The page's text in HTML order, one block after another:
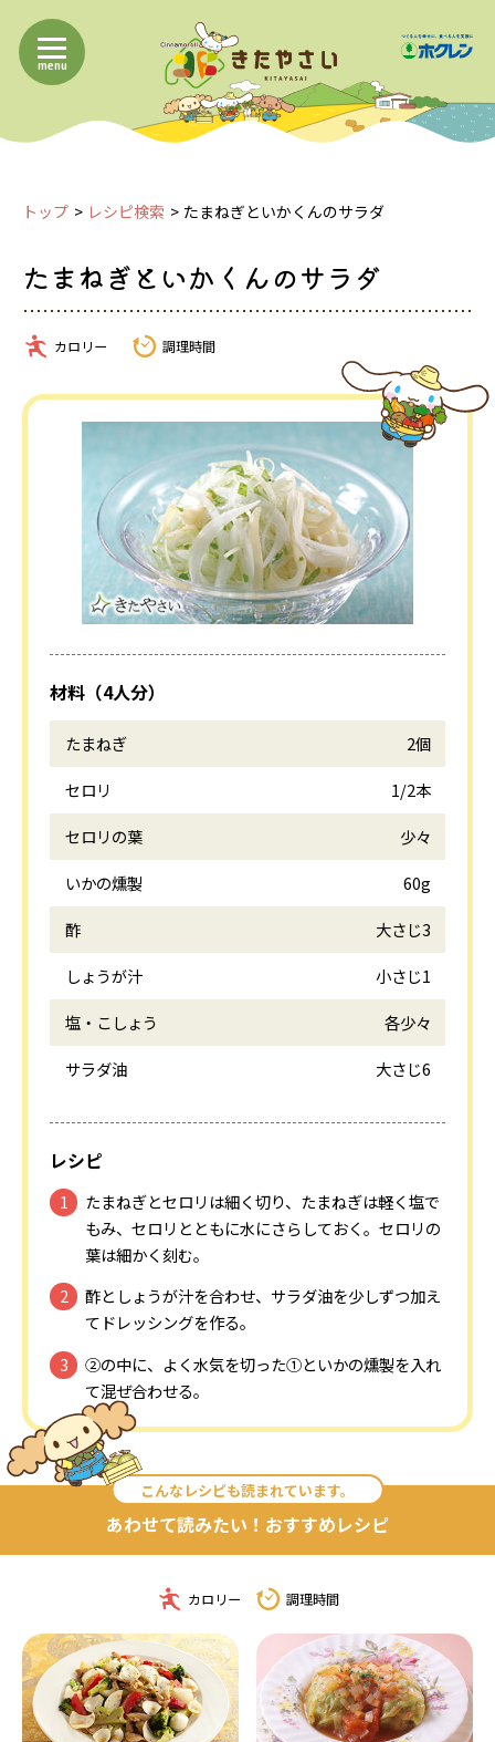
menu
トップ レシピ検索 たまねぎといかくんのサラダ
たまねぎといかくんのサラダ
カロリー 調理時間
材料（4人分）
たまねぎ
2個
セロリ
1/2本
セロリの葉
少々
いかの燻製
60g
酢
大さじ3
しょうが汁
小さじ1
塩・こしょう
各少々
サラダ油
大さじ6
レシピ
たまねぎとセロリは細く切り、たまねぎは軽く塩で
もみ、セロリとともに水にさらしておく。セロリの
葉は細かく刻む。
酢としょうが汁を合わせ、サラダ油を少しずつ加え
てドレッシングを作る。
②の中に、よく水気を切った①といかの燻製を入れ
て混ぜ合わせる。
こんなレシピも読まれています。
あわせて読みたい！おすすめレシピ
カロリー 調理時間